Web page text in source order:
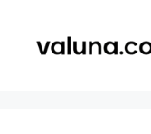
contenido